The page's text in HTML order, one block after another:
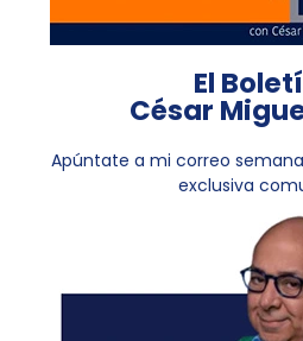
El
César
Apúntate a mi correo
exclusiva